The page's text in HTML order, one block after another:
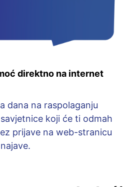
direktno na internet
dana na raspolaganju
koji će ti odmah
prijave na web-stranicu